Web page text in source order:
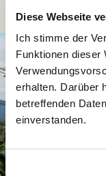
Diese Webseite
Ich stimme der
Funktionen dieser
erhalten. Darüber
betreffenden
einverstanden.
Vuoi
di
semplicemente